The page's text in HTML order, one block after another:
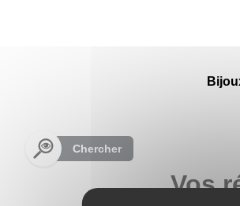
Chercher
Vos